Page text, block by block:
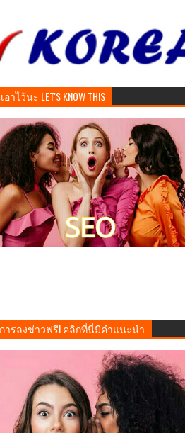
าไว้นะ LET'S KNOW THIS
ารลงข่าวฟรี! คลิกที่นี่มีคำแนะนำ